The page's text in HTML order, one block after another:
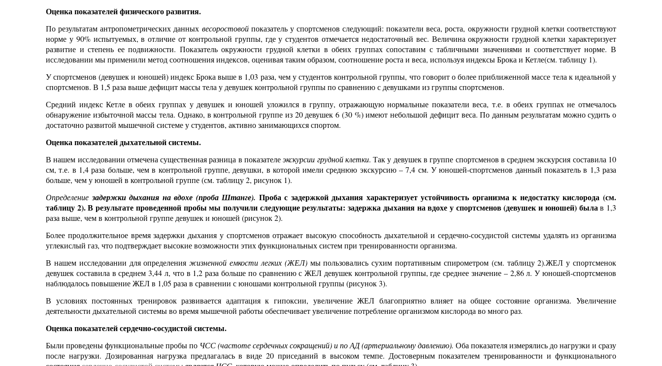
Оценка показателей физического развития.
По результатам антропометрических данных весоростовойпоказатель у спортсменов следующий: показатели веса, роста, окружности грудной клетки соответствуют
норме у 90% испытуемых, в отличие от контрольной группы, где у студентов отмечается недостаточный вес. Величина окружности грудной клетки характеризует
развитие и степень ее подвижности. Показатель окружности грудной клетки в обеих группах сопоставим с табличными значениями и соответствует норме. В
исследовании мы применили метод соотношения индексов, оценивая таким образом, соотношение роста и веса, используя индексы Брока и Кетле(см. таблицу 1).
У спортсменов (девушек и юношей) индекс Брока выше в 1,03 раза, чем у студентов контрольной группы, что говорит о более приближенной массе тела к идеальной у
спортсменов. В 1,5 раза выше дефицит массы тела у девушек контрольной группы по сравнению с девушками из группы спортсменов.
Средний индекс Кетле в обеих группах у девушек и юношей уложился в группу, отражающую нормальные показатели веса, т.е. в обеих группах не отмечалось
обнаружение избыточной массы тела. Однако, в контрольной группе из 20 девушек 6 (30 %) имеют небольшой дефицит веса. По данным результатам можно судить о
достаточно развитой мышечной системе у студентов, активно занимающихся спортом.
Оценка показателей дыхательной системы.
В нашем исследовании отмечена существенная разница в показателеэкскурсии грудной клетки. Так у девушек в группе спортсменов в среднем экскурсия составила 10
см, т.е. в 1,4 раза больше, чем в контрольной группе, девушки, в которой имели среднюю экскурсию – 7,4 см. У юношей-спортсменов данный показатель в 1,3 раза
больше, чем у юношей в контрольной группе (см. таблицу 2, рисунок 1).
Определениезадержки дыхания на вдохе (проба Штанге). Проба с задержкойдыхания характеризует устойчивость организма к недостатку кислорода (см.
таблицу 2). В результате проведенной пробы мы получили следующие результаты: задержка дыхания на вдохе у спортсменов (девушек и юношей) былав 1,3
раза выше, чем в контрольной группе девушек и юношей (рисунок 2).
Более продолжительное время задержки дыхания у спортсменов отражает высокую способность дыхательной и сердечно-сосудистой системы удалять из организма
углекислый газ, что подтверждает высокие возможности этих функциональных систем при тренированности организма.
В нашем исследовании для определенияжизненной емкости легких (ЖЕЛ)мы пользовались сухим портативным спирометром (см. таблицу 2).ЖЕЛ у спортсменок
девушек составила в среднем 3,44 л, что в 1,2 раза больше по сравнению с ЖЕЛ девушек контрольной группы, где среднее значение – 2,86 л. У юношей-спортсменов
наблюдалось повышение ЖЕЛ в 1,05 раза в сравнении с юношами контрольной группы (рисунок 3).
В условиях постоянных тренировок развивается адаптация к гипоксии, увеличение ЖЕЛ благоприятно влияет на общее состояние организма. Увеличение
деятельности дыхательной системы во время мышечной работы обеспечивает увеличение потребление организмом кислорода во много раз.
Оценка показателей сердечно-сосудистой системы.
Были проведены функциональные пробы по ЧСС (частоте сердечных сокращений) и по АД (артериальному давлению). Оба показателя измерялись до нагрузки и сразу
после нагрузки. Дозированная нагрузка предлагалась в виде 20 приседаний в высоком темпе. Достоверным показателем тренированности и функционального